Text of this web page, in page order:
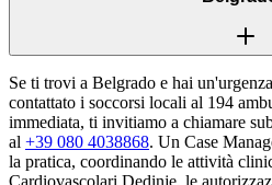
Se ti trovi a Belgrado e hai
contattato i soccorsi locali al 194
immediata, ti invitiamo a chiamare
al +39 080 4038868. Un Case
la pratica, coordinando le attività